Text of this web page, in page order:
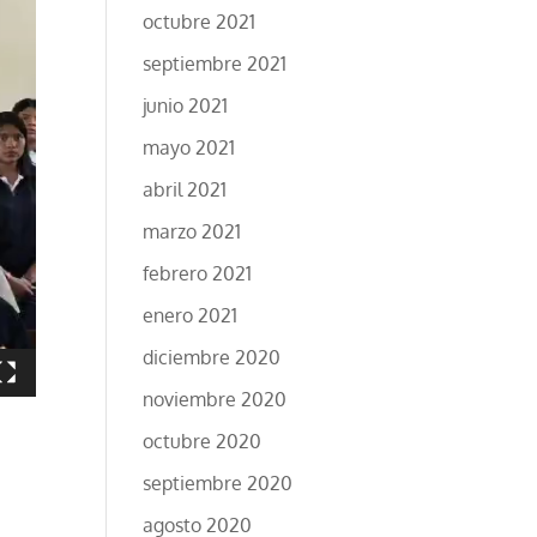
octubre 2021
septiembre 2021
junio 2021
mayo 2021
abril 2021
marzo 2021
febrero 2021
enero 2021
diciembre 2020
noviembre 2020
octubre 2020
septiembre 2020
agosto 2020